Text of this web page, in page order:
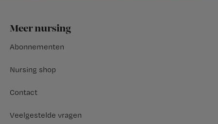
Footer
Meer nursing
Abonnementen
Nursing shop
Contact
Veelgestelde vragen